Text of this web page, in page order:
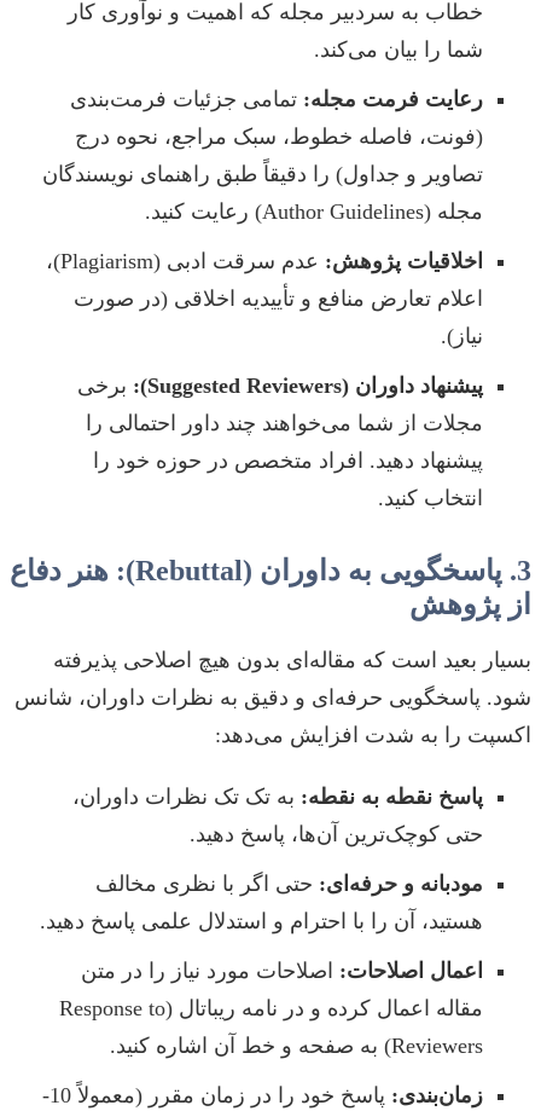
خطاب به سردبیر مجله که اهمیت و نوآوری کار
شما را بیان می‌کند.
رعایت فرمت مجله: تمامی جزئیات فرمت‌بندی
(فونت، فاصله خطوط، سبک مراجع، نحوه درج
تصاویر و جداول) را دقیقاً طبق راهنمای نویسندگان
مجله (Author Guidelines) رعایت کنید.
اخلاقیات پژوهش:
عدم سرقت ادبی (Plagiarism)،
اعلام تعارض منافع و تأییدیه اخلاقی (در صورت
نیاز).
پیشنهاد داوران (Suggested Reviewers):
برخی
مجلات از شما می‌خواهند چند داور احتمالی را
پیشنهاد دهید. افراد متخصص در حوزه خود را
انتخاب کنید.
3. پاسخگویی به داوران (Rebuttal): هنر دفاع
از پژوهش
بسیار بعید است که مقاله‌ای بدون هیچ اصلاحی پذیرفته
شود. پاسخگویی حرفه‌ای و دقیق به نظرات داوران، شانس
اکسپت را به شدت افزایش می‌دهد:
پاسخ نقطه به نقطه: به تک تک نظرات داوران،
حتی کوچک‌ترین آن‌ها، پاسخ دهید.
مودبانه و حرفه‌ای: حتی اگر با نظری مخالف
هستید، آن را با احترام و استدلال علمی پاسخ دهید.
اعمال اصلاحات: اصلاحات مورد نیاز را در متن
مقاله اعمال کرده و در نامه ریباتال (Response to
Reviewers) به صفحه و خط آن اشاره کنید.
زمان‌بندی:
پاسخ خود را در زمان مقرر (معمولاً 10-